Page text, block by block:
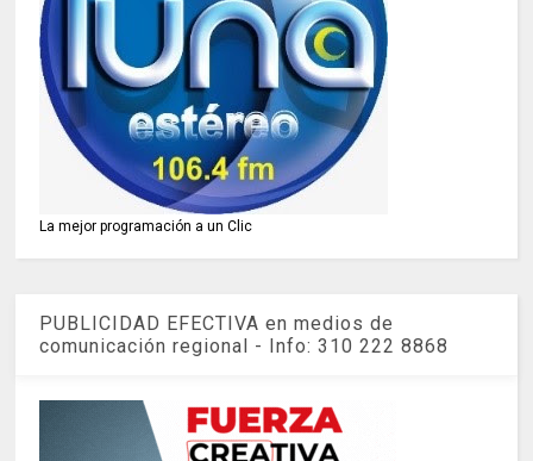
La mejor programación a un Clic
PUBLICIDAD EFECTIVA en medios de
comunicación regional - Info: 310 222 8868